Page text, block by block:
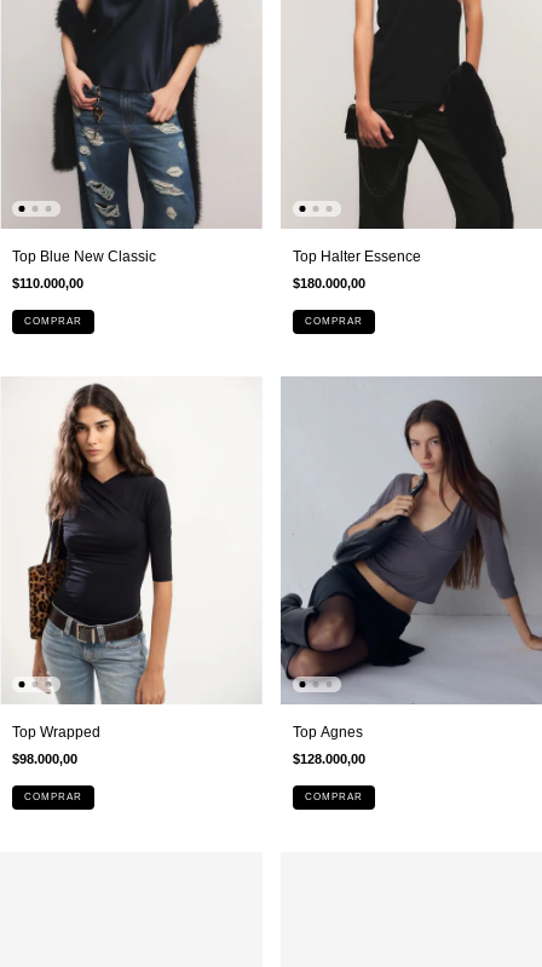
Top Blue New Classic
$110.000,00
COMPRAR
Top Halter Essence
$180.000,00
COMPRAR
Top Wrapped
$98.000,00
COMPRAR
Top Agnes
$128.000,00
COMPRAR